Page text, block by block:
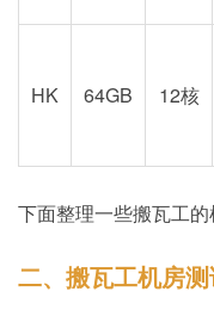
HK 64GB 12核
下面整理一些搬瓦工的
二、搬瓦工机房